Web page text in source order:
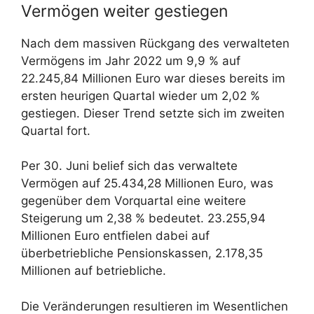
Vermögen weiter gestiegen
Nach dem massiven Rückgang des verwalteten
Vermögens im Jahr 2022 um 9,9 % auf
22.245,84 Millionen Euro war dieses bereits im
ersten heurigen Quartal wieder um 2,02 %
gestiegen. Dieser Trend setzte sich im zweiten
Quartal fort.
Per 30. Juni belief sich das verwaltete
Vermögen auf 25.434,28 Millionen Euro, was
gegenüber dem Vorquartal eine weitere
Steigerung um 2,38 % bedeutet. 23.255,94
Millionen Euro entfielen dabei auf
überbetriebliche Pensionskassen, 2.178,35
Millionen auf betriebliche.
Die Veränderungen resultieren im Wesentlichen